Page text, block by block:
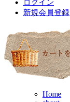
ログイン
新規会員登録
Home